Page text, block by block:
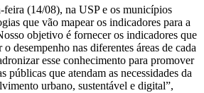
(14/08), na USP e os municípios
que vão mapear os indicadores para a
objetivo é fornecer os indicadores que
desempenho nas diferentes áreas de cada
esse conhecimento para promover
públicas que atendam as necessidades da
urbano, sustentável e digital”,